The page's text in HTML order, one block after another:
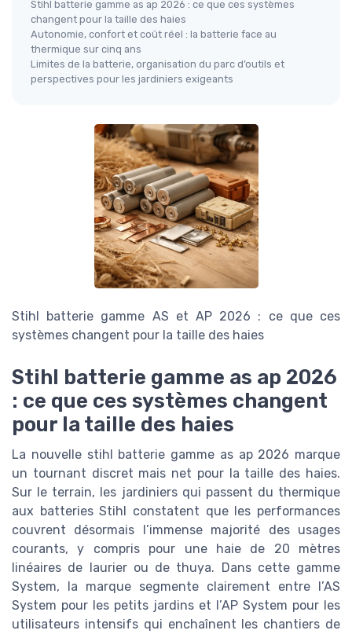
Stihl batterie gamme as ap 2026 : ce que ces systèmes
changent pour la taille des haies
Autonomie, confort et coût réel : la batterie face au
thermique sur cinq ans
Limites de la batterie, organisation du parc d’outils et
perspectives pour les jardiniers exigeants
Stihl batterie gamme AS et AP 2026 : ce que ces
systèmes changent pour la taille des haies
Stihl batterie gamme as ap 2026
: ce que ces systèmes changent
pour la taille des haies
La nouvelle stihl batterie gamme as ap 2026 marque
un tournant discret mais net pour la taille des haies.
Sur le terrain, les jardiniers qui passent du thermique
aux batteries Stihl constatent que les performances
couvrent désormais l’immense majorité des usages
courants, y compris pour une haie de 20 mètres
linéaires de laurier ou de thuya. Dans cette gamme
System, la marque segmente clairement entre l’AS
System pour les petits jardins et l’AP System pour les
utilisateurs intensifs qui enchaînent les chantiers de